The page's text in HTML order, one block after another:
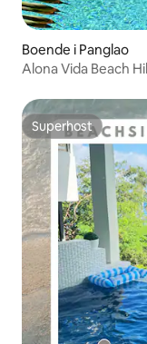
Boende i Panglao
Alona Vida Beach
Superhost
Superhost